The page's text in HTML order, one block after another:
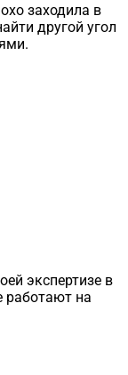
заходила в
другой угол
экспертизе в
работают на